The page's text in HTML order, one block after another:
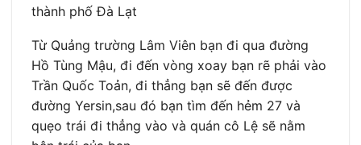
thành phố Đà Lạt
Từ Quảng trường Lâm Viên bạn đi qua đường
Hồ Tùng Mậu, đi đến vòng xoay bạn rẽ phải vào
Trần Quốc Toản, đi thẳng bạn sẽ đến được
đường Yersin,sau đó bạn tìm đến hẻm 27 và
quẹo trái đi thẳng vào và quán cô Lệ sẽ nằm